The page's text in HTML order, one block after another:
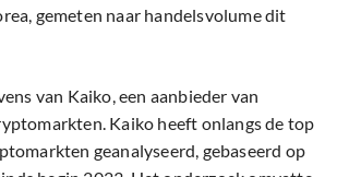
gemeten naar handelsvolume dit
van Kaiko, een aanbieder van
Kaiko heeft onlangs de top
geanalyseerd, gebaseerd op